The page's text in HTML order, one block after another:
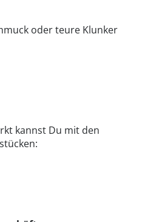
oder teure Klunker
kannst Du mit den